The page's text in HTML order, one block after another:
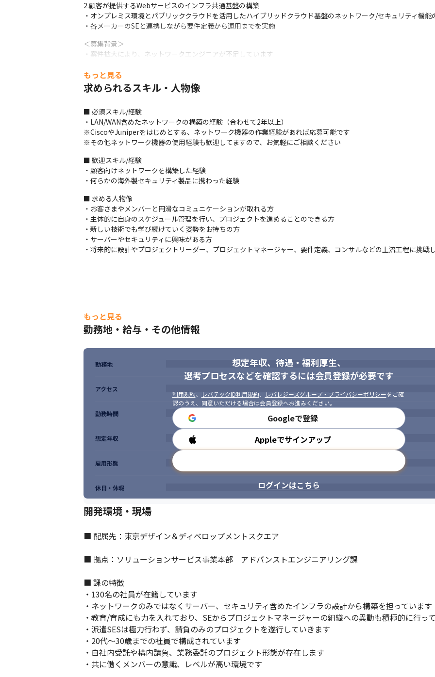
2.顧客が提供するWebサービスのインフラ共通基盤の構築
・オンプレミス環境とパブリッククラウドを活用したハイブリッドクラウド基盤のネットワーク/セキュリティ機能
・各メーカーのSEと連携しながら要件定義から運用までを実施
＜募集背景＞
・案件拡大により、ネットワークエンジニアが不足しています
■ この仕事の魅力、面白み
・案件によっては今まで社内LANなどの経験しかなかった方も、大規模WANの経験を積むことが可能です
・製品メーカーとのつながりが強く、さまざまな製品知識を学べます
もっと見る
求められるスキル・人物像
■ 必須スキル/経験
・LAN/WAN含めたネットワークの構築の経験（合わせて2年以上）
※CiscoやJuniperをはじめとする、ネットワーク機器の作業経験があれば応募可能です
※その他ネットワーク機器の使用経験も歓迎してますので、お気軽にご相談ください
■ 歓迎スキル/経験
・顧客向けネットワークを構築した経験
・何らかの海外製セキュリティ製品に携わった経験
■ 求める人物像
・お客さまやメンバーと円滑なコミュニケーションが取れる方
・主体的に自身のスケジュール管理を行い、プロジェクトを進めることのできる方
・新しい技術でも学び続けていく姿勢をお持ちの方
・サーバーやセキュリティに興味がある方
・将来的に設計やプロジェクトリーダー、プロジェクトマネージャー、要件定義、コンサルなどの上流工程に挑戦
もっと見る
勤務地・給与・その他情報
想定年収、待遇・福利厚生、
選考プロセスなどを確認するには会員登録が必要です
利用規約、 レバテックID利用規約、 レバレジーズグループ・プライバシーポリシーをご確
認のうえ、同意いただける場合は会員登録へお進みください。
Googleで登録
Appleでサインアップ
ログインはこちら
勤務地
アクセス
勤務時間
想定年収
雇用形態
休日・休暇
開発環境・現場
■ 配属先：東京デザイン＆ディベロップメントスクエア
■ 拠点：ソリューションサービス事業本部　アドバンストエンジニアリング課
■ 課の特徴
・130名の社員が在籍しています
・ネットワークのみではなくサーバー、セキュリティ含めたインフラの設計から構築を担っていま
・教育/育成にも力を入れており、SEからプロジェクトマネージャーの組織への異動も積極的に行っ
・派遣SESは極力行わず、請負のみのプロジェクトを遂行していきます
・20代～30歳までの社員で構成されています
・自社内受託や構内請負、業務委託のプロジェクト形態が存在します
・共に働くメンバーの意識、レベルが高い環境です